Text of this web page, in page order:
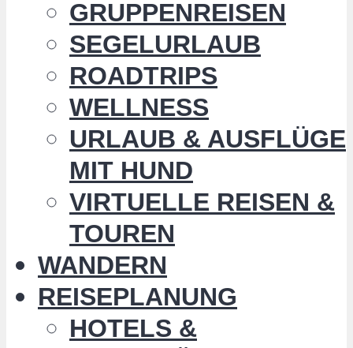
GRUPPENREISEN
SEGELURLAUB
ROADTRIPS
WELLNESS
URLAUB & AUSFLÜGE
MIT HUND
VIRTUELLE REISEN &
TOUREN
WANDERN
REISEPLANUNG
HOTELS &